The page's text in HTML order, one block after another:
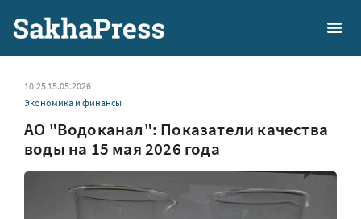
10:25 15.05.2026
Экономика и финансы
АО "Водоканал": Показатели качества
воды на 15 мая 2026 года